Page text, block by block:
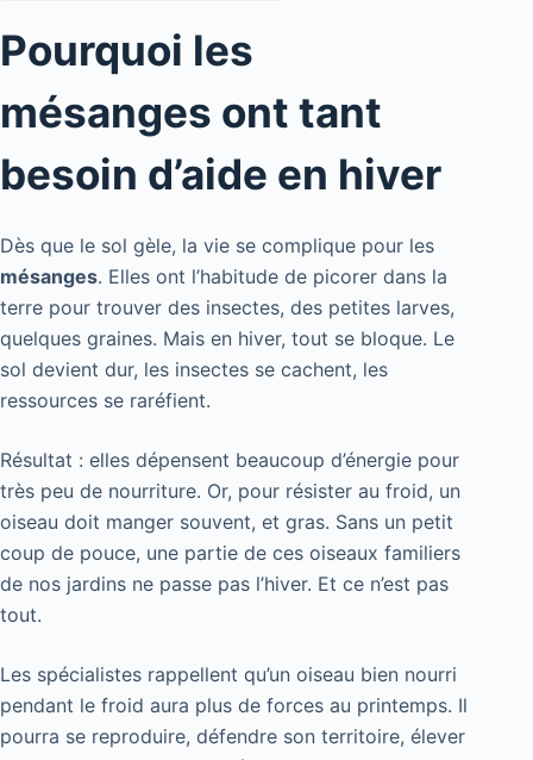
Pourquoi les
mésanges ont tant
besoin d’aide en hiver
Dès que le sol gèle, la vie se complique pour les
mésanges. Elles ont l’habitude de picorer dans la
terre pour trouver des insectes, des petites larves,
quelques graines. Mais en hiver, tout se bloque. Le
sol devient dur, les insectes se cachent, les
ressources se raréfient.
Résultat : elles dépensent beaucoup d’énergie pour
très peu de nourriture. Or, pour résister au froid, un
oiseau doit manger souvent, et gras. Sans un petit
coup de pouce, une partie de ces oiseaux familiers
de nos jardins ne passe pas l’hiver. Et ce n’est pas
tout.
Les spécialistes rappellent qu’un oiseau bien nourri
pendant le froid aura plus de forces au printemps. Il
pourra se reproduire, défendre son territoire, élever